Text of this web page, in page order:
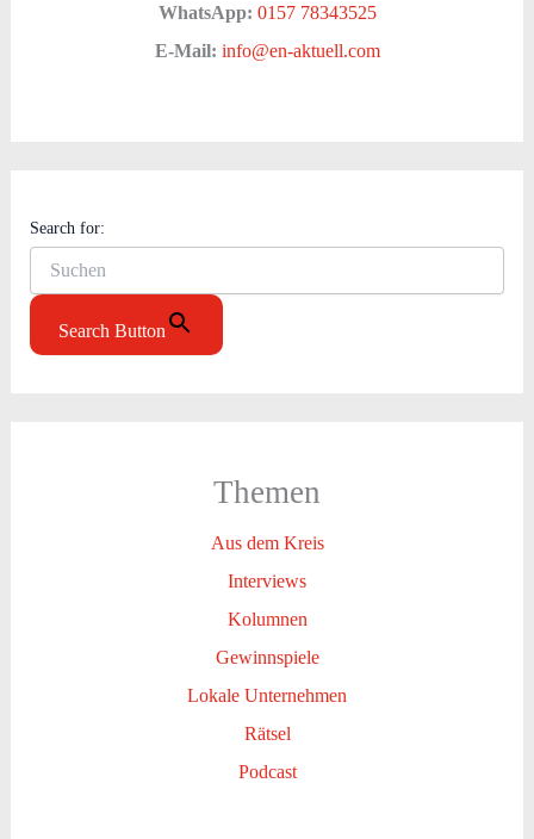
WhatsApp: 0157 78343525
E-Mail: info@en-aktuell.com
Search for:
Search Button
Themen
Aus dem Kreis
Interviews
Kolumnen
Gewinnspiele
Lokale Unternehmen
Rätsel
Podcast